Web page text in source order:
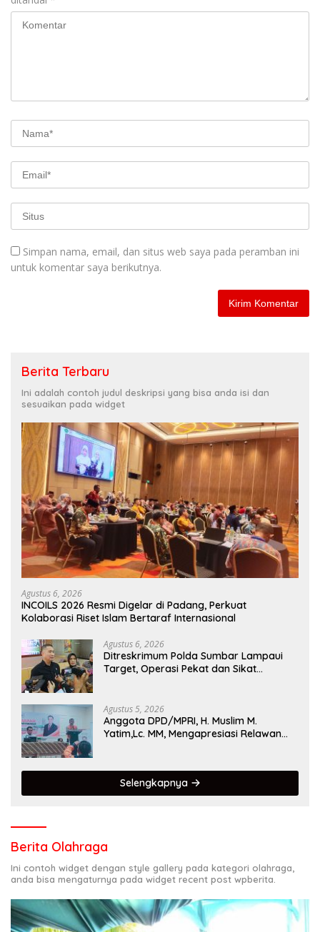
Simpan nama, email, dan situs web saya pada peramban ini
untuk komentar saya berikutnya.
Berita Terbaru
Ini adalah contoh judul deskripsi yang bisa anda isi dan
sesuaikan pada widget
Agustus 6, 2026
INCOILS 2026 Resmi Digelar di Padang, Perkuat
Kolaborasi Riset Islam Bertaraf Internasional
Agustus 6, 2026
Ditreskrimum Polda Sumbar Lampaui
Target, Operasi Pekat dan Sikat
Agustus 5, 2026
Anggota DPD/MPRI, H. Muslim M.
Yatim,Lc. MM, Mengapresiasi Relawan
Selengkapnya
Berita Olahraga
Ini contoh widget dengan style gallery pada kategori olahraga,
anda bisa mengaturnya pada widget recent post wpberita.